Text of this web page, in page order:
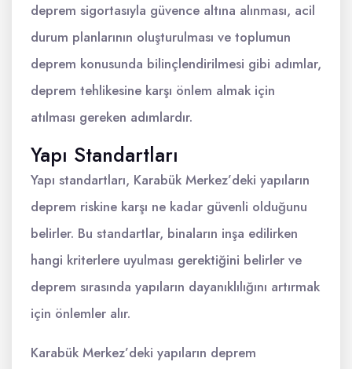
deprem sigortasıyla güvence altına alınması, acil
durum planlarının oluşturulması ve toplumun
deprem konusunda bilinçlendirilmesi gibi adımlar,
deprem tehlikesine karşı önlem almak için
atılması gereken adımlardır.
Yapı Standartları
Yapı standartları, Karabük Merkez’deki yapıların
deprem riskine karşı ne kadar güvenli olduğunu
belirler. Bu standartlar, binaların inşa edilirken
hangi kriterlere uyulması gerektiğini belirler ve
deprem sırasında yapıların dayanıklılığını artırmak
için önlemler alır.
Karabük Merkez’deki yapıların deprem